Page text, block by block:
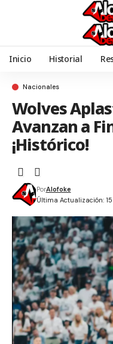
Inicio Historial
Nacionales
Wolves
Avanzan a
¡Histórico!
Última Actualización:
PorAlofoke